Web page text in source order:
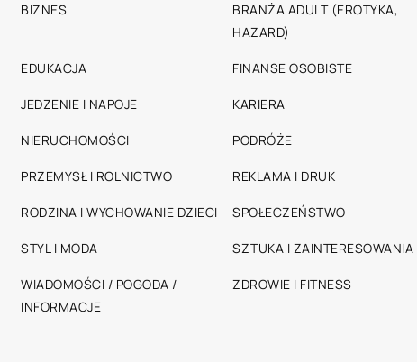
BIZNES
BRANŻA ADULT (EROTYKA,
HAZARD)
EDUKACJA FINANSE OSOBISTE
JEDZENIE I NAPOJE KARIERA
NIERUCHOMOŚCI PODRÓŻE
PRZEMYSŁ I ROLNICTWO REKLAMA I DRUK
RODZINA I WYCHOWANIE DZIECI SPOŁECZEŃSTWO
STYL I MODA SZTUKA I ZAINTERESOWANIA
WIADOMOŚCI / POGODA /
INFORMACJE
ZDROWIE I FITNESS